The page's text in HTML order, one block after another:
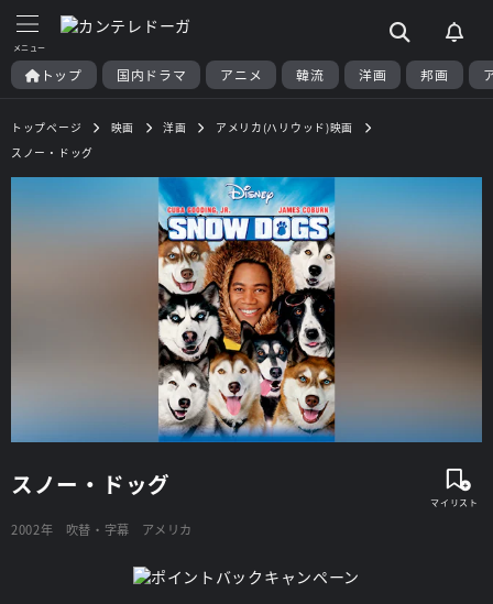
トップ 国内ドラマ アニメ 韓流 洋画 邦画
トップページ 映画 洋画
アメリカ(ハリウッド)映画
スノー・ドッグ
スノー・ドッグ
2002年 吹替・字幕 アメリカ